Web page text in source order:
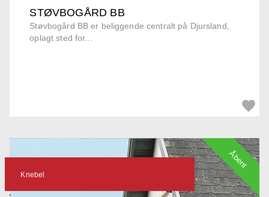
STØVBOGÅRD BB
Støvbogård BB er beliggende centralt på Djursland,
oplagt sted for...
Knebel
Åbent